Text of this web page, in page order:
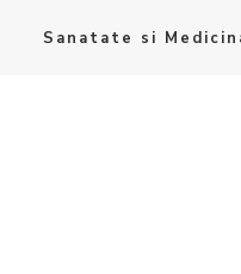
Sanatate si